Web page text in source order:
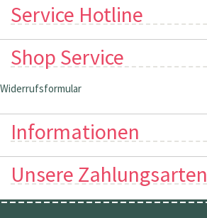
Service Hotline
Shop Service
Widerrufsformular
Informationen
Unsere Zahlungsarten